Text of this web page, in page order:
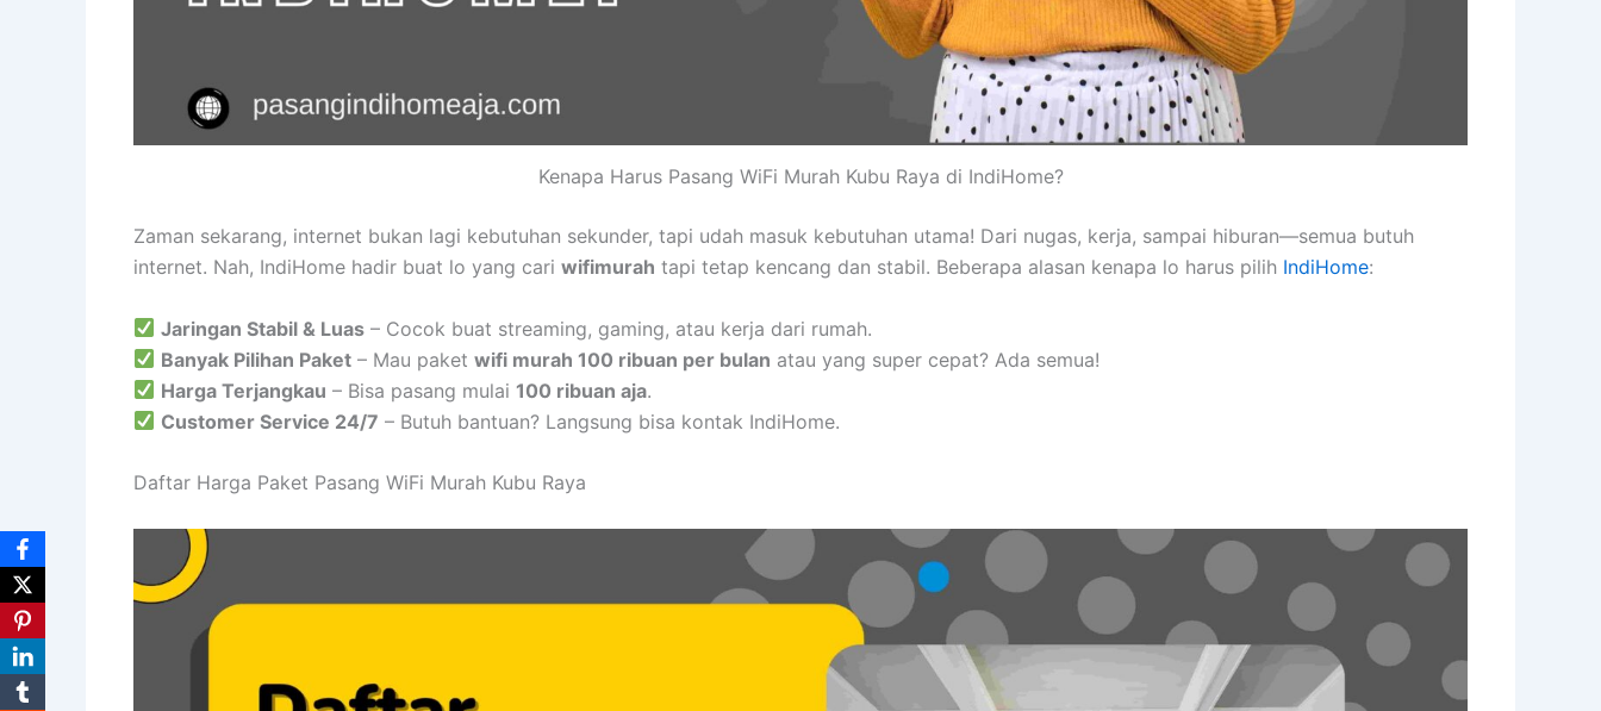
Kenapa Harus Pasang WiFi Murah Kubu Raya di IndiHome?
Zaman sekarang, internet bukan lagi kebutuhan sekunder, tapi udah masuk kebutuhan utama! Dari nugas, kerja, sampai hiburan—semua butuh
internet. Nah, IndiHome hadir buat lo yang cari wifimurah tapi tetap kencang dan stabil. Beberapa alasan kenapa lo harus pilih IndiHome:
Jaringan Stabil & Luas – Cocok buat streaming, gaming, atau kerja dari rumah.
Banyak Pilihan Paket – Mau paketwifi murah 100 ribuan per bulan atau yang super cepat? Ada semua!
Harga Terjangkau – Bisa pasang mulai100 ribuan aja.
Customer Service 24/7 – Butuh bantuan? Langsung bisa kontak IndiHome.
Daftar Harga Paket Pasang WiFi Murah Kubu Raya